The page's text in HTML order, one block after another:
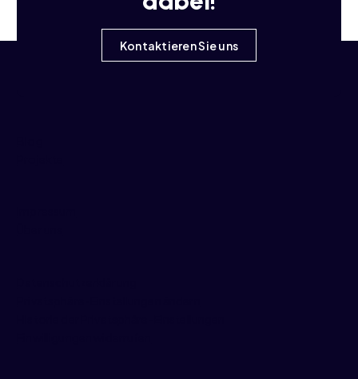
Kontaktieren Sie uns